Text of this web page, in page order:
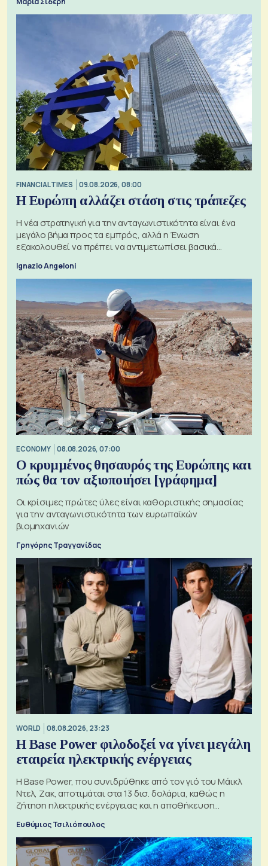
FINANCIAL TIMES 09.08.2026, 08:00
Η Ευρώπη αλλάζει στάση στις τράπεζες
Η νέα στρατηγική για την ανταγωνιστικότητα είναι ένα
μεγάλο βήμα προς τα εμπρός, αλλά η Ένωση
εξακολουθεί να πρέπει να αντιμετωπίσει βασικά
Ignazio Angeloni
ECONOMY 08.08.2026, 07:00
Ο κρυμμένος θησαυρός της Ευρώπης και
πώς θα τον αξιοποιήσει [γράφημα]
Οι κρίσιμες πρώτες ύλες είναι καθοριστικής σημασίας
για την ανταγωνιστικότητα των ευρωπαϊκών
βιομηχανιών
Γρηγόρης Τραγγανίδας
WORLD 08.08.2026, 23:23
Η Base Power φιλοδοξεί να γίνει μεγάλη
εταιρεία ηλεκτρικής ενέργειας
Η Base Power, που συνιδρύθηκε από τον γιό του Μάικλ
Ντελ, Ζακ, αποτιμάται στα 13 δισ. δολάρια, καθώς η
ζήτηση ηλεκτρικής ενέργειας και η αποθήκευση
Ευθύμιος Τσιλιόπουλος